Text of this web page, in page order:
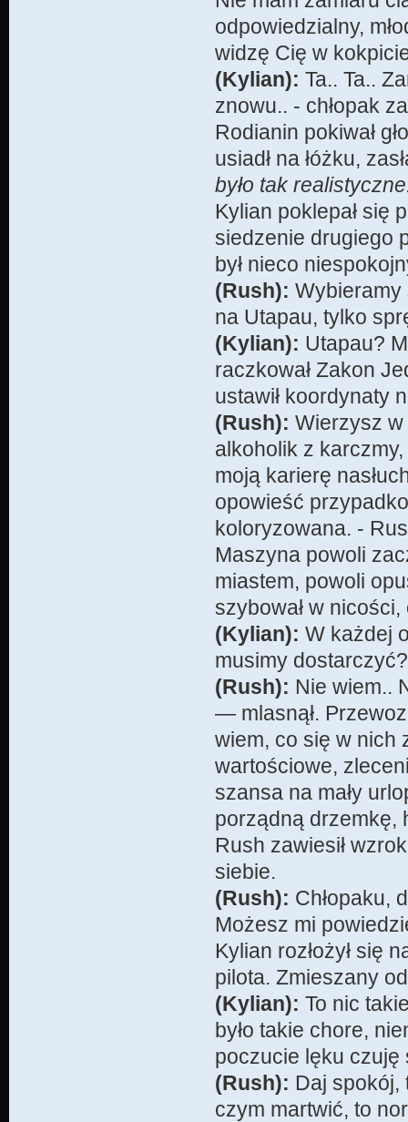
odpowiedzialny,
widzę Cię w
(Kylian): Ta.. Ta..
znowu.. - chłopak
Rodianin pokiwał
usiadł na łóżku,
było tak
Kylian poklepał się
siedzenie drugiego
był nieco
(Rush): Wybieramy
na Utapau, tylko
(Kylian): Utapau?
raczkował Zakon
ustawił koordynaty
(Rush): Wierzysz
alkoholik z
moją karierę
opowieść
koloryzowana. -
Maszyna powoli
miastem, powoli
szybował w
(Kylian): W każdej
musimy
(Rush): Nie wiem..
— mlasnął.
wiem, co się w nich
wartościowe,
szansa na mały
porządną drzemkę,
Rush zawiesił
siebie.
(Rush): Chłopaku,
Możesz mi
Kylian rozłożył się
pilota. Zmieszany
(Kylian): To nic
było takie chore,
poczucie lęku czuję
(Rush): Daj spokój,
czym martwić, to